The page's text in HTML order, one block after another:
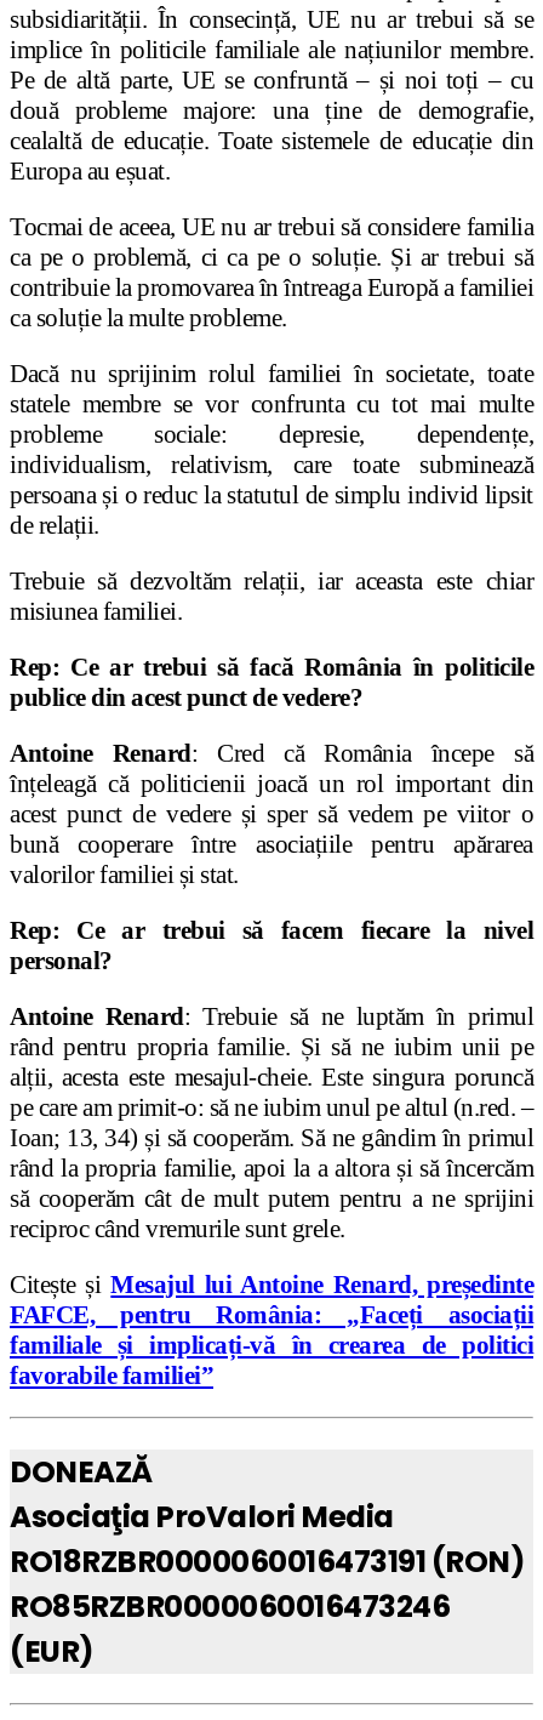
subsidiarității. În consecință, UE nu ar trebui să se
implice în politicile familiale ale națiunilor membre.
Pe de altă parte, UE se confruntă – și noi toți – cu
două probleme majore: una ține de demografie,
cealaltă de educație. Toate sistemele de educație din
Europa au eșuat.
Tocmai de aceea, UE nu ar trebui să considere familia
ca pe o problemă, ci ca pe o soluție. Și ar trebui să
contribuie la promovarea în întreaga Europă a familiei
ca soluție la multe probleme.
Dacă nu sprijinim rolul familiei în societate, toate
statele membre se vor confrunta cu tot mai multe
probleme sociale: depresie, dependențe,
individualism, relativism, care toate subminează
persoana și o reduc la statutul de simplu individ lipsit
de relații.
Trebuie să dezvoltăm relații, iar aceasta este chiar
misiunea familiei.
Rep: Ce ar trebui să facă România în politicile
publice din acest punct de vedere?
Antoine Renard: Cred că România începe să
înțeleagă că politicienii joacă un rol important din
acest punct de vedere și sper să vedem pe viitor o
bună cooperare între asociațiile pentru apărarea
valorilor familiei și stat.
Rep: Ce ar trebui să facem fiecare la nivel
personal?
Antoine Renard: Trebuie să ne luptăm în primul
rând pentru propria familie. Și să ne iubim unii pe
alții, acesta este mesajul-cheie. Este singura poruncă
pe care am primit-o: să ne iubim unul pe altul (n.red. –
Ioan; 13, 34) și să cooperăm. Să ne gândim în primul
rând la propria familie, apoi la a altora și să încercăm
să cooperăm cât de mult putem pentru a ne sprijini
reciproc când vremurile sunt grele.
Citește șiMesajul lui Antoine Renard, președinte
FAFCE, pentru România: „Faceți asociații
familiale și implicați-vă în crearea de politici
favorabile familiei”
DONEAZĂ
Asociaţia ProValori Media
RO18RZBR0000060016473191 (RON)
RO85RZBR0000060016473246
(EUR)